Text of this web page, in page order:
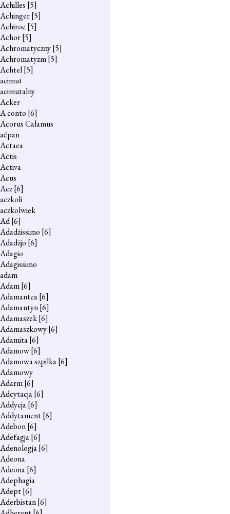
Achilles [5]
Achinger[5]
Achiroe [5]
Achor[5]
Achromatyczny[5]
Achromatyzm[5]
Achtel[5]
acimut
acimutalny
Acker
A conto [6]
Acorus Calamus
aćpan
Actaea
Actis
Activa
Acus
Acz[6]
aczkoli
aczkolwiek
Ad[6]
Adadżissimo [6]
Adadżjo [6]
Adagio
Adagissimo
adam
Adam[6]
Adamantea[6]
Adamantyn[6]
Adamaszek[6]
Adamaszkowy[6]
Adamita[6]
Adamow[6]
Adamowa szpilka[6]
Adamowy
Adarm[6]
Adcytacja[6]
Addycja[6]
Addytament[6]
Adebon[6]
Adefagja[6]
Adenologja[6]
Adeona
Adeona[6]
Adephagia
Adept[6]
Aderbistan[6]